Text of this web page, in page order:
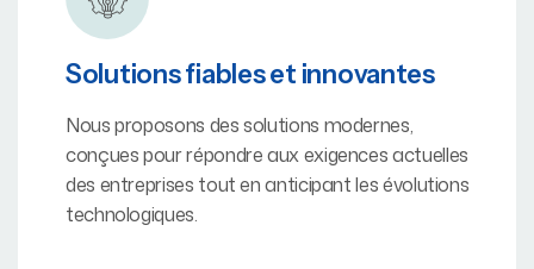
Solutions fiables et innovantes
Nous proposons des solutions modernes,
conçues pour répondre aux exigences actuelles
des entreprises tout en anticipant les évolutions
technologiques.